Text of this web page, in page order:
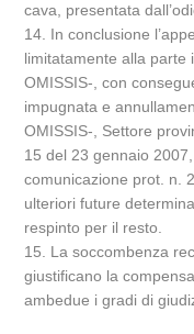
cava, presentata
14. In conclusione
limitatamente alla parte
OMISSIS-, con
impugnata e
OMISSIS-, Settore
15 del 23 gennaio
comunicazione prot. n.
ulteriori future
respinto per il resto.
15. La soccombenza
giustificano la
ambedue i gradi di